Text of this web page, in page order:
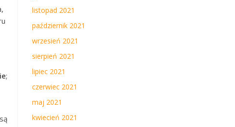
;
listopad 2021
październik 2021
wrzesień 2021
sierpień 2021
lipiec 2021
czerwiec 2021
maj 2021
kwiecień 2021